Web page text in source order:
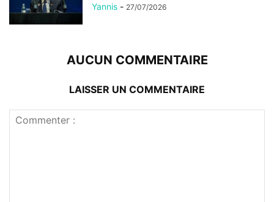
Yannis - 27/07/2026
AUCUN COMMENTAIRE
LAISSER UN COMMENTAIRE